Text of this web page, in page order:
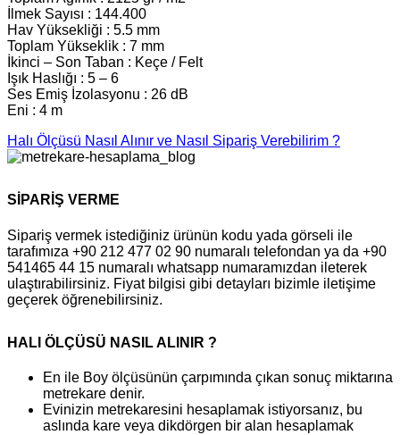
İlmek Sayısı : 144.400
Hav Yüksekliği : 5.5 mm
Toplam Yükseklik : 7 mm
İkinci – Son Taban : Keçe / Felt
Işık Haslığı : 5 – 6
Ses Emiş İzolasyonu : 26 dB
Eni : 4 m
Halı Ölçüsü Nasıl Alınır ve Nasıl Sipariş Verebilirim ?
SİPARİŞ VERME
Sipariş vermek istediğiniz ürünün kodu yada görseli ile
tarafımıza +90 212 477 02 90 numaralı telefondan ya da +90
541465 44 15 numaralı whatsapp numaramızdan ileterek
ulaştırabilirsiniz. Fiyat bilgisi gibi detayları bizimle iletişime
geçerek öğrenebilirsiniz.
HALI ÖLÇÜSÜ NASIL ALINIR ?
En ile Boy ölçüsünün çarpımında çıkan sonuç miktarına
metrekare denir.
Evinizin metrekaresini hesaplamak istiyorsanız, bu
aslında kare veya dikdörgen bir alan hesaplamak